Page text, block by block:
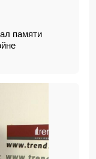
памяти